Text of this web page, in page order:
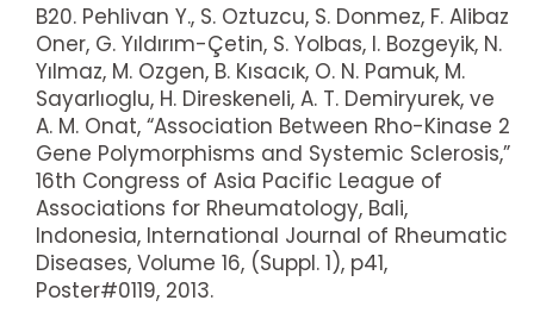
B20. Pehlivan Y., S. Oztuzcu, S. Donmez, F. Alibaz
Oner, G. Yıldırım-Çetin, S. Yolbas, I. Bozgeyik, N.
Yılmaz, M. Ozgen, B. Kısacık, O. N. Pamuk, M.
Sayarlıoglu, H. Direskeneli, A. T. Demiryurek, ve
A. M. Onat, “Association Between Rho-Kinase 2
Gene Polymorphisms and Systemic Sclerosis,”
16th Congress of Asia Pacific League of
Associations for Rheumatology, Bali,
Indonesia, International Journal of Rheumatic
Diseases, Volume 16, (Suppl. 1), p41,
Poster#0119, 2013.